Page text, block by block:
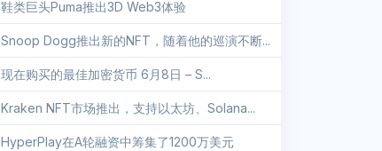
鞋类巨头Puma推出3D Web3体验
Snoop Dogg推出新的NFT，随着他的巡演不断...
现在购买的最佳加密货币 6月8日 – S...
Kraken NFT市场推出，支持以太坊、Solana...
HyperPlay在A轮融资中筹集了1200万美元